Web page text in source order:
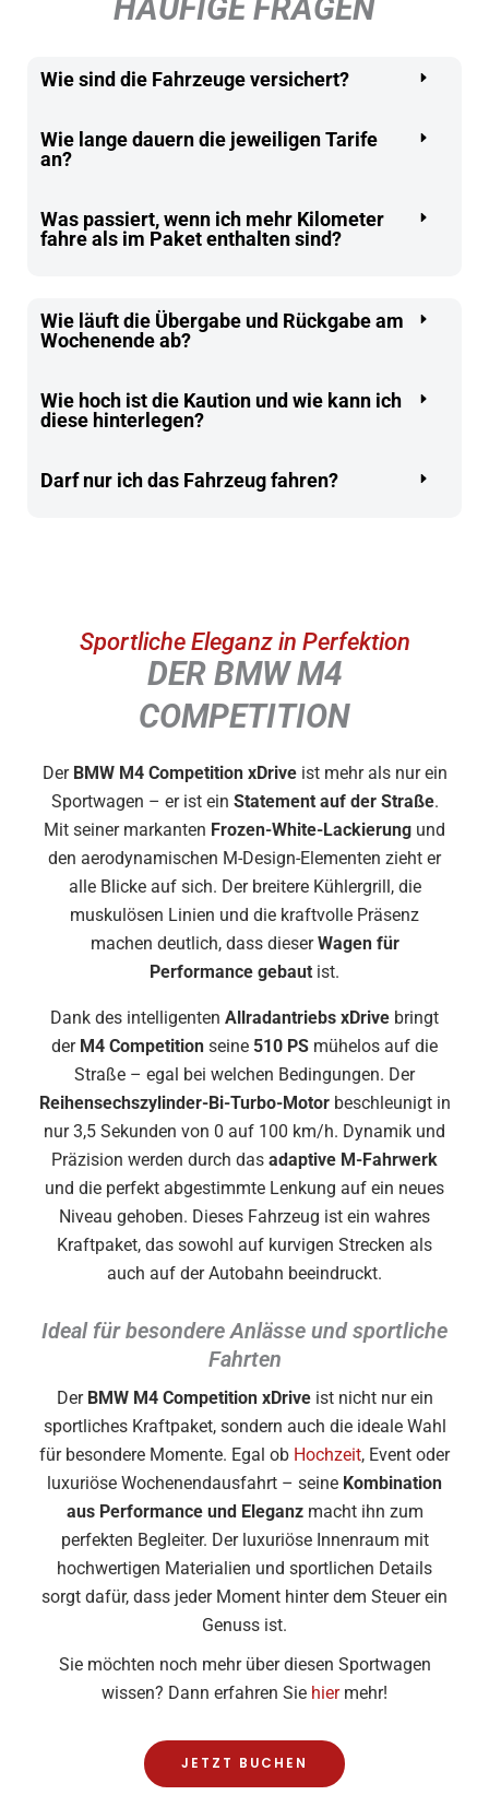
HÄUFIGE FRAGEN
Wie sind die Fahrzeuge versichert?
Wie lange dauern die jeweiligen Tarife
an?
Was passiert, wenn ich mehr Kilometer
fahre als im Paket enthalten sind?
Wie läuft die Übergabe und Rückgabe am
Wochenende ab?
Wie hoch ist die Kaution und wie kann ich
diese hinterlegen?
Darf nur ich das Fahrzeug fahren?
Sportliche Eleganz in Perfektion
DER BMW M4
COMPETITION
Der BMW M4 Competition xDriveist mehr als nur ein
Sportwagen – er ist ein Statement auf der Straße.
Mit seiner markanten Frozen-White-Lackierung und
den aerodynamischen M-Design-Elementen zieht er
alle Blicke auf sich. Der breitere Kühlergrill, die
muskulösen Linien und die kraftvolle Präsenz
machen deutlich, dass dieserWagen für
Performance gebaut ist.
Dank des intelligenten Allradantriebs xDrive bringt
der M4 Competition seine 510 PS mühelos auf die
Straße – egal bei welchen Bedingungen. Der
Reihensechszylinder-Bi-Turbo-Motorbeschleunigt in
nur 3,5 Sekunden von 0 auf 100 km/h. Dynamik und
Präzision werden durch das adaptive M-Fahrwerk
und die perfekt abgestimmte Lenkung auf ein neues
Niveau gehoben. Dieses Fahrzeug ist ein wahres
Kraftpaket, das sowohl auf kurvigen Strecken als
auch auf der Autobahn beeindruckt.
Ideal für besondere Anlässe und sportliche
Fahrten
Der BMW M4 Competition xDriveist nicht nur ein
sportliches Kraftpaket, sondern auch die ideale Wahl
für besondere Momente. Egal ob Hochzeit, Event oder
luxuriöse Wochenendausfahrt – seine Kombination
aus Performance und Eleganzmacht ihn zum
perfekten Begleiter. Der luxuriöse Innenraum mit
hochwertigen Materialien und sportlichen Details
sorgt dafür, dass jeder Moment hinter dem Steuer ein
Genuss ist.
Sie möchten noch mehr über diesen Sportwagen
wissen? Dann erfahren Sie hiermehr!
JETZT BUCHEN